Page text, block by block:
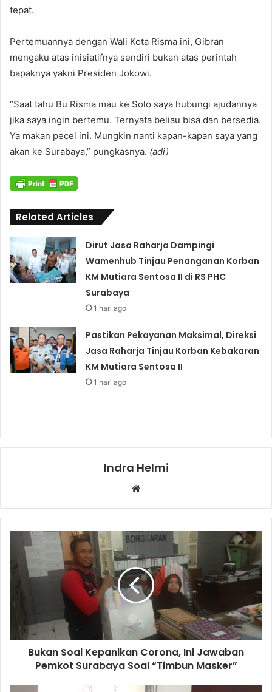
tepat.
Pertemuannya dengan Wali Kota Risma ini, Gibran
mengaku atas inisiatifnya sendiri bukan atas perintah
bapaknya yakni Presiden Jokowi.
“Saat tahu Bu Risma mau ke Solo saya hubungi ajudannya
jika saya ingin bertemu. Ternyata beliau bisa dan bersedia.
Ya makan pecel ini. Mungkin nanti kapan-kapan saya yang
akan ke Surabaya,” pungkasnya. (adi)
Related Articles
Dirut Jasa Raharja Dampingi
Wamenhub Tinjau Penanganan Korban
KM Mutiara Sentosa II di RS PHC
Surabaya
1 hari ago
Pastikan Pekayanan Maksimal, Direksi
Jasa Raharja Tinjau Korban Kebakaran
KM Mutiara Sentosa II
1 hari ago
Indra Helmi
Bukan Soal Kepanikan Corona, Ini Jawaban
Pemkot Surabaya Soal “Timbun Masker”